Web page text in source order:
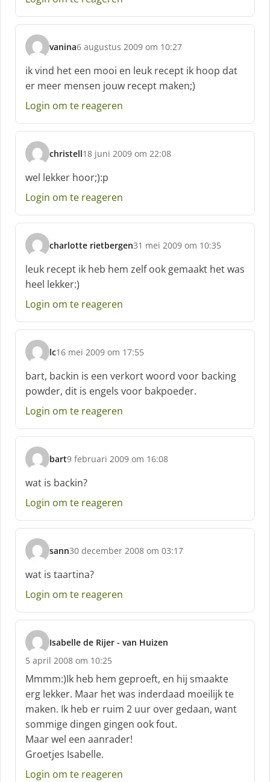
f
vanina
s
c
h
r
e
f
6 augustus 2009 om 10:27
ik vind het een mooi en leuk recept ik hoop dat
er meer mensen jouw recept maken;)
Login om te reageren
christell
s
h
r
e
f
:
18 juni 2009 om 22:08
wel lekker hoor;):p
Login om te reageren
charlotte rietbergen
s
c
h
r
e
f
31 mei 2009 om 10:35
leuk recept ik heb hem zelf ook gemaakt het was
heel lekker:)
Login om te reageren
lc
s
c
h
r
e
f
16 mei 2009 om 17:55
bart, backin is een verkort woord voor backing
powder, dit is engels voor bakpoeder.
Login om te reageren
bart
s
h
r
e
f
:
9 februari 2009 om 16:08
wat is backin?
Login om te reageren
sann
s
h
r
e
f
:
30 december 2008 om 03:17
wat is taartina?
Login om te reageren
Isabelle de Rijer - van Huizen
s
c
h
r
e
e
f
:
5 april 2008 om 10:25
Mmmm:)Ik heb hem geproeft, en hij smaakte
erg lekker. Maar het was inderdaad moeilijk te
maken. Ik heb er ruim 2 uur over gedaan, want
sommige dingen gingen ook fout.
Maar wel een aanrader!
Groetjes Isabelle.
Login om te reageren